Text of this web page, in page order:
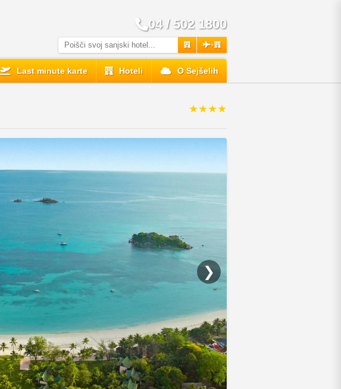
04 / 502 1800
+
Last minute karte Hoteli O Sejšelih
★★★★
❯